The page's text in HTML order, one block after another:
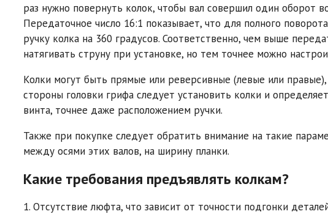
раз нужно повернуть колок, чтобы вал совершил один оборот
Передаточное число 16:1 показывает, что для полного
ручку колка на 360 градусов. Соответственно, чем выше
натягивать струну при установке, но тем точнее можно
Колки могут быть прямые или реверсивные (левые или
стороны головки грифа следует установить колки и
винта, точнее даже расположением ручки.
Также при покупке следует обратить внимание на такие
между осями этих валов, на ширину планки.
Какие требования предъявлять колкам?
1. Отсутствие люфта, что зависит от точности подгонки